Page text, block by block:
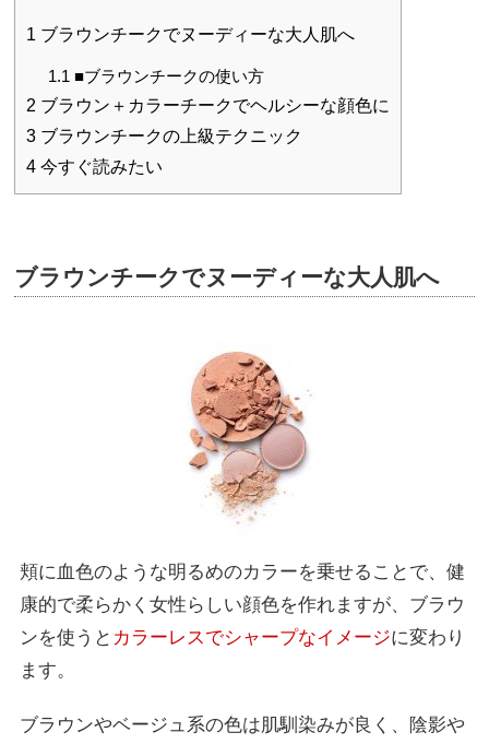
1 ブラウンチークでヌーディーな大人肌へ
1.1 ■ブラウンチークの使い方
2 ブラウン＋カラーチークでヘルシーな顔色に
3 ブラウンチークの上級テクニック
4 今すぐ読みたい
ブラウンチークでヌーディーな大人肌へ
頬に血色のような明るめのカラーを乗せることで、健
康的で柔らかく女性らしい顔色を作れますが、ブラウ
ンを使うと カラーレスでシャープなイメージに変わり
ます。
ブラウンやベージュ系の色は肌馴染みが良く、陰影や